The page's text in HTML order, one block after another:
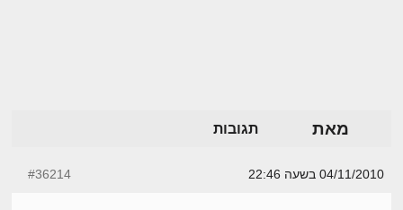
מאת תגובות
04/11/2010 בשעה 22:46 #36214